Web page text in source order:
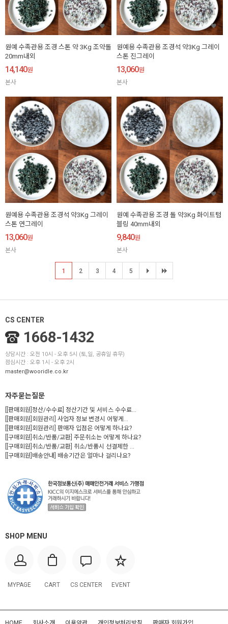
원예 수족관용 조경 스톤 약 3Kg 조약돌
20mm내외
14,140원
본사
원예용 수족관용 조경석 약3Kg 그레이
스톤 진그레이
13,060원
본사
원예용 수족관용 조경석 약3Kg 그레이
스톤 연그레이
13,060원
본사
원예 수족관용 조경 돌 약3Kg 화이트텀
블링 40mm내외
9,840원
본사
1 2 3 4 5
CS CENTER
1668-1432
상담시간 : 오전 10시 - 오후 5시 (토,일, 공휴일 휴무)
점심시간 : 오후 1시 - 오후 2시
master@wooridle.co.kr
자주묻는질문
[[판매회원]정산/수수료] 정산기간 및 서비스 수수료...
[[판매회원]회원관리] 사업자 정보 변경시 어떻게...
[[판매회원]회원관리] 판매자 입점은 어떻게 하나요?
[[구매회원]취소/반품/교환] 주문취소는 어떻게 하나요?
[[구매회원]취소/반품/교환] 취소/반품시 선결제한 ...
[[구매회원]배송안내] 배송기간은 얼마나 걸리나요?
SHOP MENU
MYPAGE CART CS CENTER EVENT